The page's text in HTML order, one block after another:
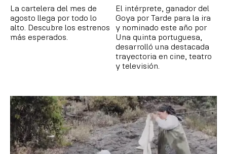
La cartelera del mes de
agosto llega por todo lo
alto. Descubre los estrenos
más esperados.
El intérprete, ganador del
Goya por Tarde para la ira
y nominado este año por
Una quinta portuguesa,
desarrolló una destacada
trayectoria en cine, teatro
y televisión.